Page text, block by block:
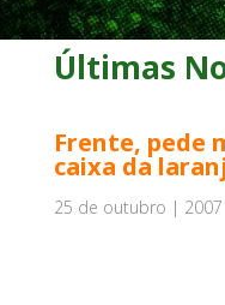
Últimas
Frente, pede
caixa da
25 de outubro | 2007